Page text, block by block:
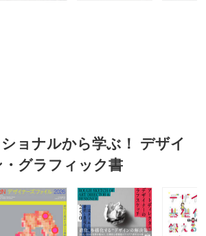
ョナルから学ぶ！ デザイ
・グラフィック書